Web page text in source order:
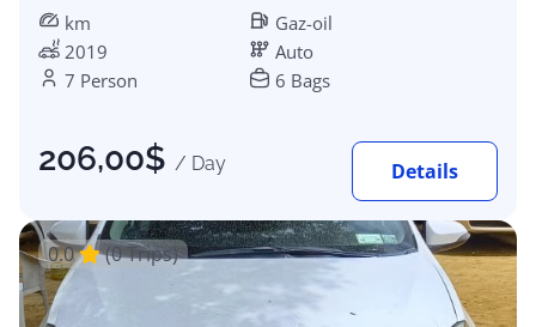
km
Gaz-oil
2019
Auto
7 Person
6 Bags
206,00$ / Day Details
0.0 (0 Trips)